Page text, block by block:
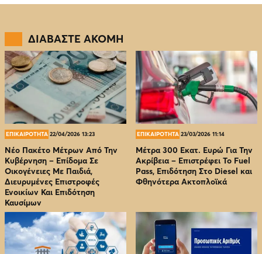
ΔΙΑΒΑΣΤΕ ΑΚΟΜΗ
ΕΠΙΚΑΙΡΟΤΗΤΑ 22/04/2026 13:23
Νέο Πακέτο Μέτρων Από Την
Κυβέρνηση – Επίδομα Σε
Οικογένειες Με Παιδιά,
Διευρυμένες Επιστροφές
Ενοικίων Και Επιδότηση
Καυσίμων
ΕΠΙΚΑΙΡΟΤΗΤΑ 23/03/2026 11:14
Μέτρα 300 Εκατ. Ευρώ Για Την
Ακρίβεια – Επιστρέφει Το Fuel
Pass, Επιδότηση Στο Diesel και
Φθηνότερα Ακτοπλοϊκά